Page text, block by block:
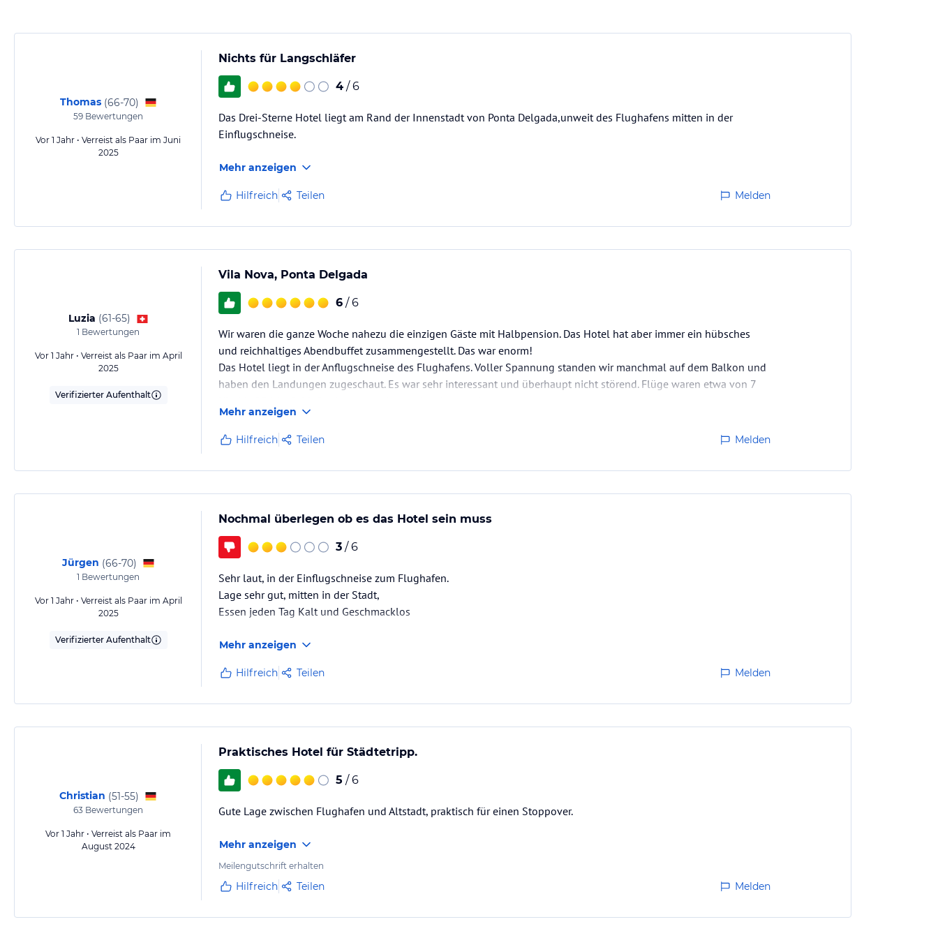
Thomas (66-70)
59 Bewertungen
Vor 1 Jahr • Verreist als Paar im Juni
2025
Nichts für Langschläfer
4 / 6
Das Drei-Sterne Hotel liegt am Rand der Innenstadt von Ponta Delgada,unweit des Flughafens mitten in der
Einflugschneise.
Mehr anzeigen
Hilfreich Teilen Melden
Luzia (61-65)
1 Bewertungen
Vor 1 Jahr • Verreist als Paar im April
2025
Verifizierter Aufenthalt
Vila Nova, Ponta Delgada
6 / 6
Wir waren die ganze Woche nahezu die einzigen Gäste mit Halbpension. Das Hotel hat aber immer ein hübsches
und reichhaltiges Abendbuffet zusammengestellt. Das war enorm!
Das Hotel liegt in der Anflugschneise des Flughafens. Voller Spannung standen wir manchmal auf dem Balkon und
haben den Landungen zugeschaut. Es war sehr interessant und überhaupt nicht störend. Flüge waren etwa von 7
An der Rezeption hatte es immer einen Korb mit Äpfeln. Jeden Tag konnten wir…
Mehr anzeigen
Hilfreich Teilen Melden
Jürgen (66-70)
1 Bewertungen
Vor 1 Jahr • Verreist als Paar im April
2025
Verifizierter Aufenthalt
Nochmal überlegen ob es das Hotel sein muss
3 / 6
Sehr laut, in der Einflugschneise zum Flughafen.
Lage sehr gut, mitten in der Stadt,
Essen jeden Tag Kalt und Geschmacklos
Mehr anzeigen
Hilfreich Teilen Melden
Christian (51-55)
63 Bewertungen
Vor 1 Jahr • Verreist als Paar im
August 2024
Praktisches Hotel für Städtetripp.
5 / 6
Gute Lage zwischen Flughafen und Altstadt, praktisch für einen Stoppover.
Mehr anzeigen
Meilengutschrift erhalten
Hilfreich Teilen Melden